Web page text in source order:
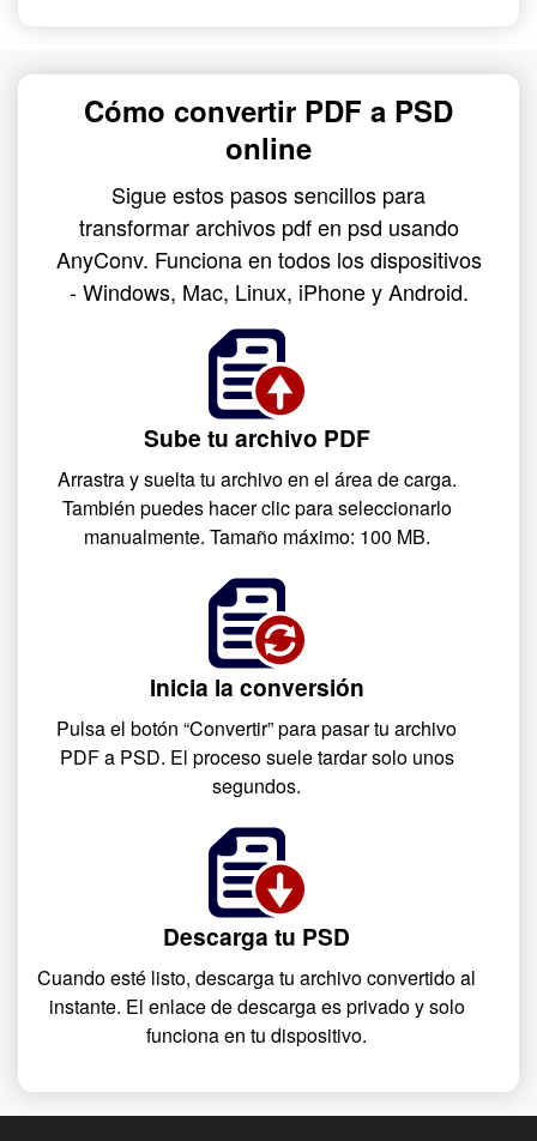
Cómo convertir PDF a PSD
online
Sigue estos pasos sencillos para
transformar archivos pdf en psd usando
AnyConv. Funciona en todos los dispositivos
- Windows, Mac, Linux, iPhone y Android.
Sube tu archivo PDF
Arrastra y suelta tu archivo en el área de carga.
También puedes hacer clic para seleccionarlo
manualmente. Tamaño máximo: 100 MB.
Inicia la conversión
Pulsa el botón “Convertir” para pasar tu archivo
PDF a PSD. El proceso suele tardar solo unos
segundos.
Descarga tu PSD
Cuando esté listo, descarga tu archivo convertido al
instante. El enlace de descarga es privado y solo
funciona en tu dispositivo.